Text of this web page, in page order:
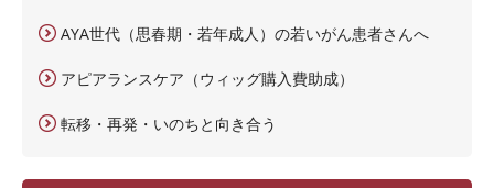
AYA世代（思春期・若年成人）の若いがん患者さんへ
アピアランスケア（ウィッグ購入費助成）
転移・再発・いのちと向き合う